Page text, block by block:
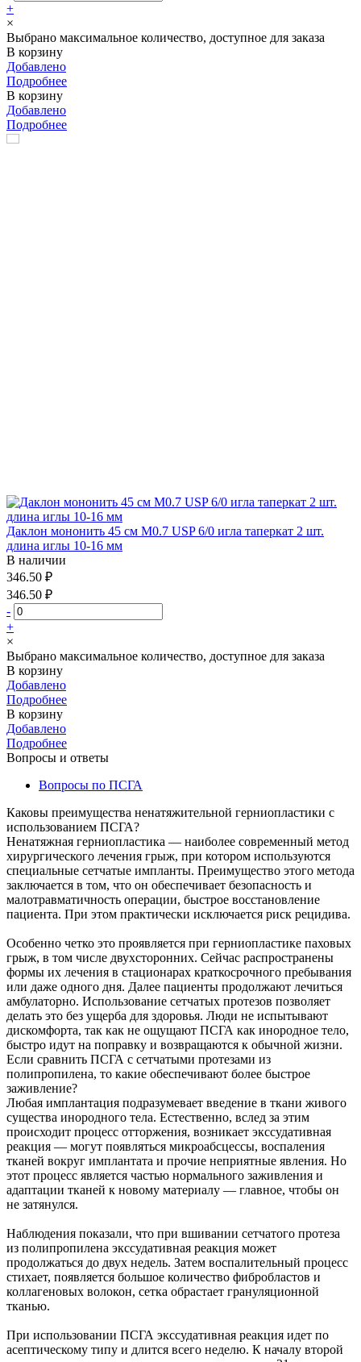
+
×
Выбрано максимальное количество, доступное для заказа
В корзину
Добавлено
Подробнее
В корзину
Добавлено
Подробнее
Даклон мононить 45 см М0.7 USP 6/0 игла таперкат 2 шт.
длина иглы 10-16 мм
В наличии
346.50 ₽
346.50 ₽
-
+
×
Выбрано максимальное количество, доступное для заказа
В корзину
Добавлено
Подробнее
В корзину
Добавлено
Подробнее
Вопросы и ответы
Вопросы по ПСГА
Каковы преимущества ненатяжительной герниопластики с
использованием ПСГА?
Ненатяжная герниопластика — наиболее современный метод
хирургического лечения грыж, при котором используются
специальные сетчатые импланты. Преимущество этого метода
заключается в том, что он обеспечивает безопасность и
малотравматичность операции, быстрое восстановление
пациента. При этом практически исключается риск рецидива.
Особенно четко это проявляется при герниопластике паховых
грыж, в том числе двухсторонних. Сейчас распространены
формы их лечения в стационарах краткосрочного пребывания
или даже одного дня. Далее пациенты продолжают лечиться
амбулаторно. Использование сетчатых протезов позволяет
делать это без ущерба для здоровья. Люди не испытывают
дискомфорта, так как не ощущают ПСГА как инородное тело,
быстро идут на поправку и возвращаются к обычной жизни.
Если сравнить ПСГА с сетчатыми протезами из
полипропилена, то какие обеспечивают более быстрое
заживление?
Любая имплантация подразумевает введение в ткани живого
существа инородного тела. Естественно, вслед за этим
происходит процесс отторжения, возникает экссудативная
реакция — могут появляться микроабсцессы, воспаления
тканей вокруг имплантата и прочие неприятные явления. Но
этот процесс является частью нормального заживления и
адаптации тканей к новому материалу — главное, чтобы он
не затянулся.
Наблюдения показали, что при вшивании сетчатого протеза
из полипропилена экссудативная реакция может
продолжаться до двух недель. Затем воспалительный процесс
стихает, появляется большое количество фибробластов и
коллагеновых волокон, сетка обрастает грануляционной
тканью.
При использовании ПСГА экссудативная реакция идет по
асептическому типу и длится всего неделю. К началу второй